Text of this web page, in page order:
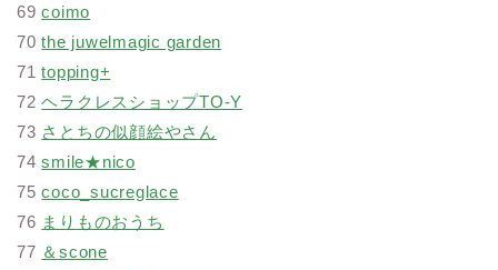
69coimo
70the juwelmagic garden
71topping+
72ヘラクレスショップTO-Y
73 さとちの似顔絵やさん
74smile★nico
75coco_sucreglace
76 まりものおうち
77 ＆scone